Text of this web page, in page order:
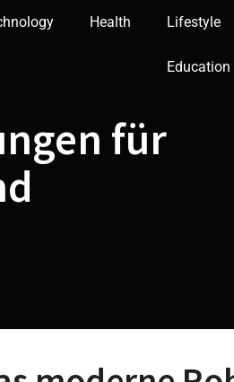
Health Lifestyle
Education
für